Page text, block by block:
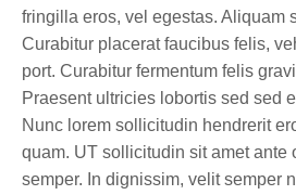
fringilla eros, vel egestas. Aliquam
Curabitur placerat faucibus felis,
port. Curabitur fermentum felis
Praesent ultricies lobortis sed sed
Nunc lorem sollicitudin hendrerit
quam. UT sollicitudin sit amet ante
semper. In dignissim, velit semper